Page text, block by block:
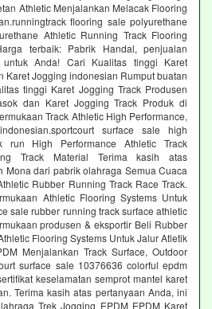
Athletic Menjalankan Melacak Flooring
flooring sale polyurethane
Athletic Running Track Flooring
terbaik: Pabrik Handal, penjualan
Anda! Cari Kualitas tinggi Karet
Karet Jogging indonesian Rumput buatan
tinggi Karet Jogging Track Produsen
dan Karet Jogging Track Produk di
Track Athletic High Performance,
surface sale high
run High Performance Athletic Track
Track Material Terima kasih atas
Mona dari pabrik olahraga Semua Cuaca
Rubber Running Track Race Track.
Athletic Flooring Systems Untuk
sale rubber running track surface athletic
produsen & eksportir Beli Rubber
Flooring Systems Untuk Jalur Atletik
Menjalankan Track Surface, Outdoor
surface sale 10376636 colorful epdm
keselamatan semprot mantel karet
Terima kasih atas pertanyaan Anda, ini
Trek Jogging EPDM EPDM Karet